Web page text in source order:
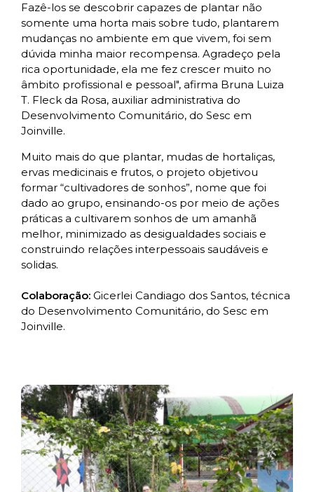
Fazê-los se descobrir capazes de plantar não
somente uma horta mais sobre tudo, plantarem
mudanças no ambiente em que vivem, foi sem
dúvida minha maior recompensa. Agradeço pela
rica oportunidade, ela me fez crescer muito no
âmbito profissional e pessoal", afirma Bruna Luiza
T. Fleck da Rosa, auxiliar administrativa do
Desenvolvimento Comunitário, do Sesc em
Joinville.
Muito mais do que plantar, mudas de hortaliças,
ervas medicinais e frutos, o projeto objetivou
formar “cultivadores de sonhos”, nome que foi
dado ao grupo, ensinando-os por meio de ações
práticas a cultivarem sonhos de um amanhã
melhor, minimizado as desigualdades sociais e
construindo relações interpessoais saudáveis e
solidas.
Colaboração: Gicerlei Candiago dos Santos, técnica
do Desenvolvimento Comunitário, do Sesc em
Joinville.